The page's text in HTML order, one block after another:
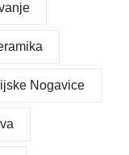
Nogavice